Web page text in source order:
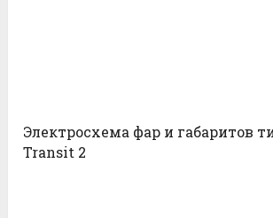
Электросхема фар и габаритов
Transit 2